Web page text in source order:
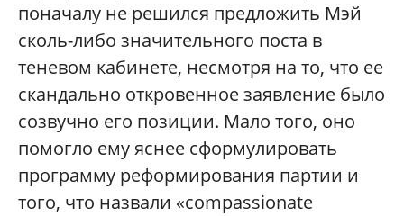
поначалу не решился предложить Мэй
сколь-либо значительного поста в
теневом кабинете, несмотря на то, что ее
скандально откровенное заявление было
созвучно его позиции. Мало того, оно
помогло ему яснее сформулировать
программу реформирования партии и
того, что назвали «compassionate